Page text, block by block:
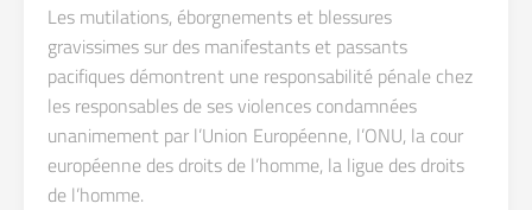
Les mutilations, éborgnements et blessures
gravissimes sur des manifestants et passants
pacifiques démontrent une responsabilité pénale chez
les responsables de ses violences condamnées
unanimement par l’Union Européenne, l’ONU, la cour
européenne des droits de l’homme, la ligue des droits
de l’homme.